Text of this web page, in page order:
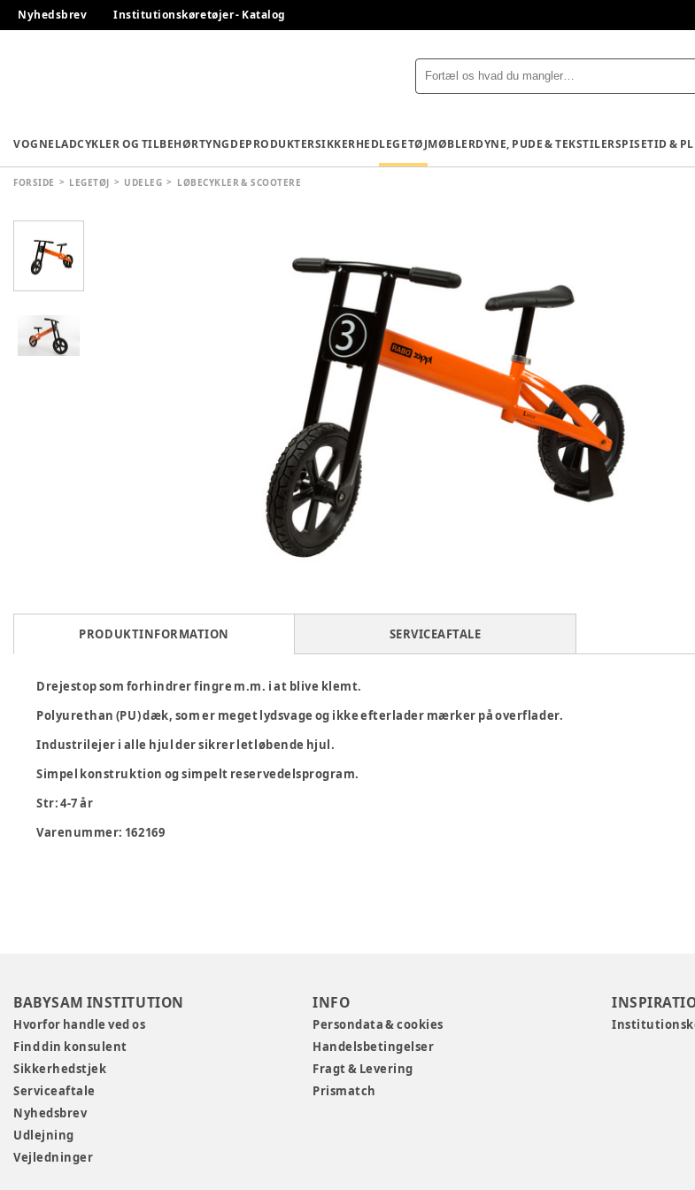
Nyhedsbrev Institutionskøretøjer - Katalog
VOGNELADCYKLER OG TILBEHØRTYNGDEPRODUKTERSIKKERHEDLEGETØJMØBLERDYNE, PUDE & TEKSTILERSPISETID &
FORSIDE LEGETØJ UDELEG LØBECYKLER & SCOOTERE
PRODUKTINFORMATION SERVICEAFTALE
Drejestop som forhindrer fingre m.m. i at blive klemt.
Polyurethan (PU) dæk, som er meget lydsvage og ikke efterlader mærker på overflader.
Industrilejer i alle hjul der sikrer letløbende hjul.
Simpel konstruktion og simpelt reservedelsprogram.
Str: 4-7 år
Varenummer: 162169
BABYSAM INSTITUTION
Hvorfor handle ved os
Find din konsulent
Sikkerhedstjek
Serviceaftale
Nyhedsbrev
Udlejning
Vejledninger
INFO
Persondata & cookies
Handelsbetingelser
Fragt & Levering
Prismatch